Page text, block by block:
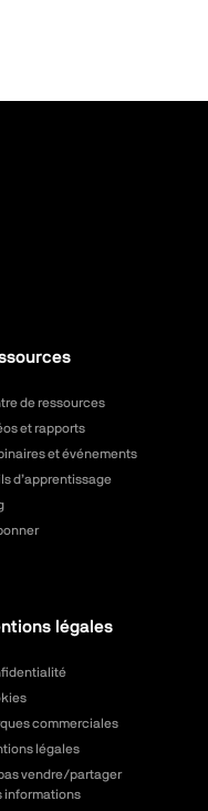
de ressources
et rapports
et événements
d’apprentissage
légales
commerciales
légales
vendre/partager
informations